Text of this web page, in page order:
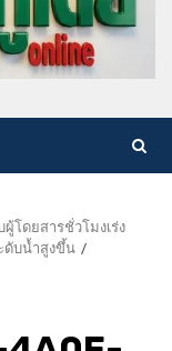
โดยสารชั่วโมงเร่ง
ดับน้ำสูงขึ้น